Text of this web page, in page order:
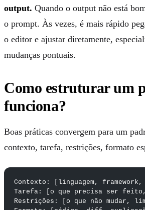
output. Quando o output não está
o prompt. Às vezes, é mais rápido
o editor e ajustar diretamente,
mudanças pontuais.
Como estruturar um
funciona?
Boas práticas convergem para um
contexto, tarefa, restrições, formato
Contexto: [linguagem,
Tarefa: [o que precisa ser
Restrições: [o que não mudar,